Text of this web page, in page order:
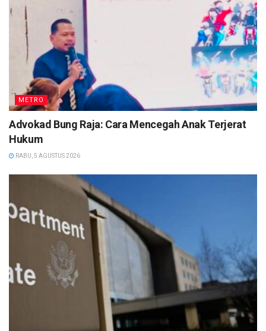
METRO
Advokad Bung Raja: Cara Mencegah Anak Terjerat
Hukum
RABU, 5 AGUSTUS 2026